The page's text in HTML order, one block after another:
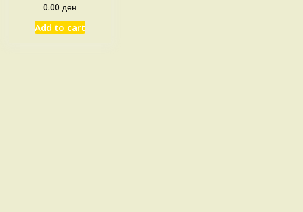
0.00ден
Add to cart